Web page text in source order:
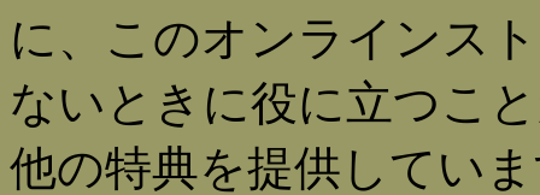
に、このオンラインス
ないときに役に立つこ
他の特典を提供してい